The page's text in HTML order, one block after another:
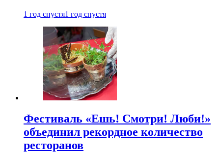
1 год спустя1 год спустя
Фестиваль «Ешь! Смотри! Люби!»
объединил рекордное количество
ресторанов